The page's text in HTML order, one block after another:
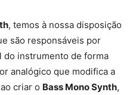
, temos à nossa disposição
são responsáveis por
do instrumento de forma
analógico que modifica a
criar o Bass Mono Synth,